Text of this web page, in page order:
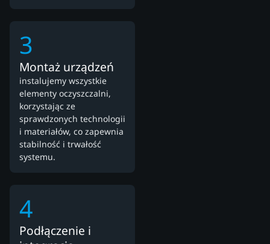
3
Montaż urządzeń
instalujemy wszystkie
elementy oczyszczalni,
korzystając ze
sprawdzonych technologii
i materiałów, co zapewnia
stabilność i trwałość
systemu.
4
Podłączenie i